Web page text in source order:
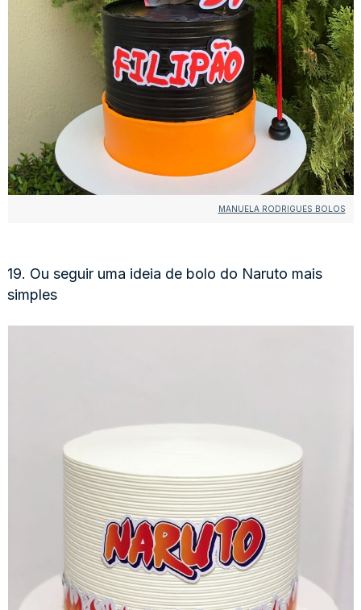
MANUELA RODRIGUES BOLOS
19. Ou seguir uma ideia de bolo do Naruto mais
simples